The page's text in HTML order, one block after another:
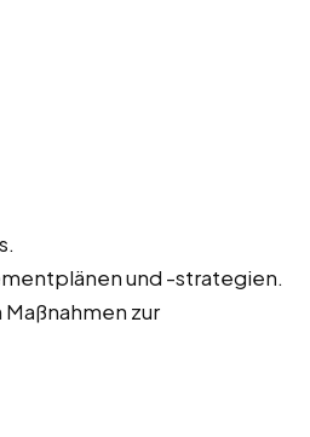
und -strategien.
zur